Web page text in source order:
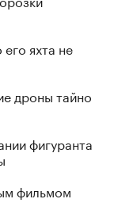
яхта не
дроны тайно
фигуранта
фильмом